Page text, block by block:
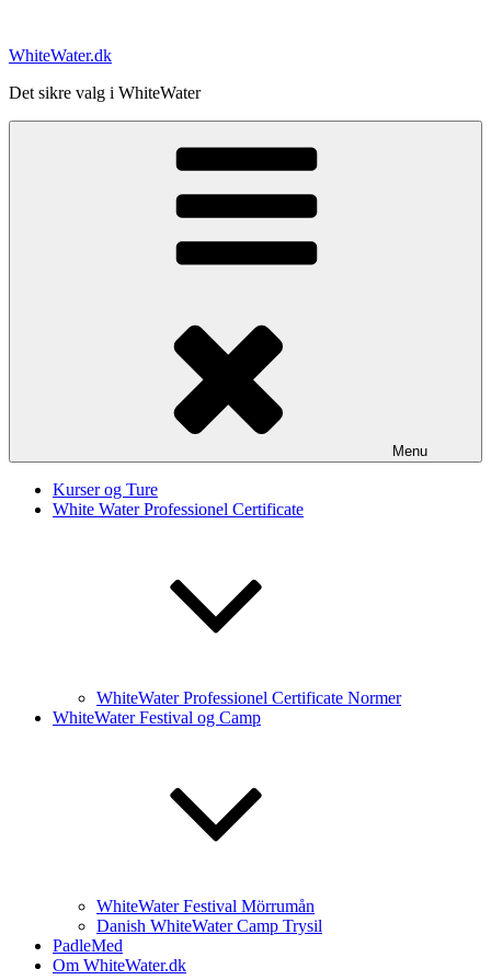
indhold
WhiteWater.dk
Det sikre valg i WhiteWater
Menu
Kurser og Ture
White Water Professionel Certificate
WhiteWater Professionel Certificate Normer
WhiteWater Festival og Camp
WhiteWater Festival Mörrumån
Danish WhiteWater Camp Trysil
PadleMed
Om WhiteWater.dk